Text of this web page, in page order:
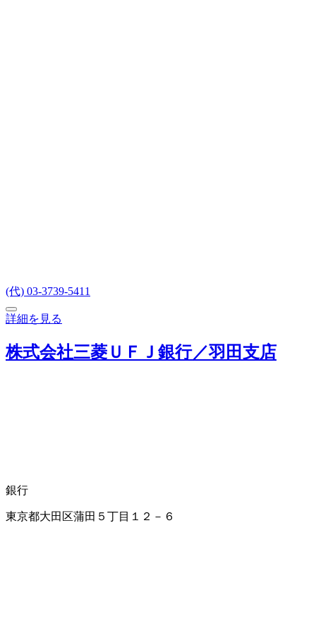
(代) 03-3739-5411
詳細を見る
株式会社三菱ＵＦＪ銀行／羽田支店
銀行
東京都大田区蒲田５丁目１２－６